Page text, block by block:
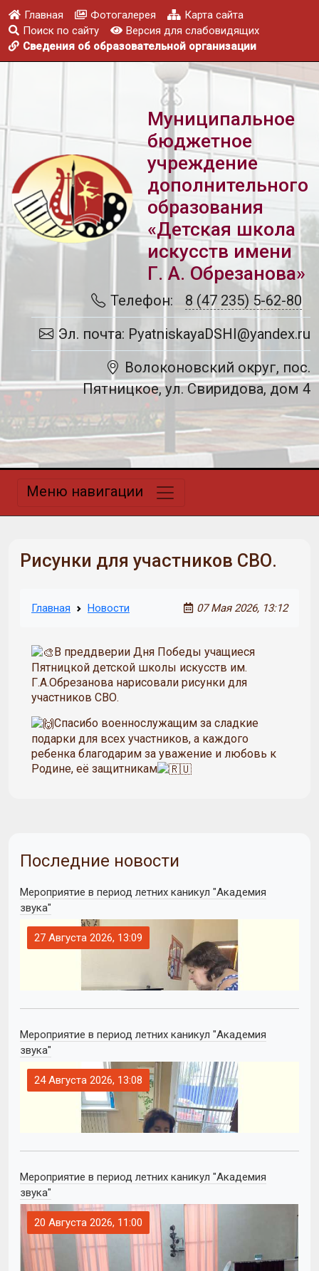
Главная Фотогалерея
Карта сайта
Поиск по сайту
Версия для слабовидящих
Сведения об образовательной организации
Муниципальное
бюджетное
учреждение
дополнительного
образования
«Детская школа
искусств имени
Г. А. Обрезанова»
Телефон:
8 (47 235) 5-62-80
Эл. почта: PyatniskayaDSHI@yandex.ru
Волоконовский округ, пос.
Пятницкое, ул. Свиридова, дом 4
Меню навигации
Рисунки для участников СВО.
Главная Новости 07 Мая 2026, 13:12
В преддверии Дня Победы учащиеся
Пятницкой детской школы искусств им.
Г.А.Обрезанова нарисовали рисунки для
участников СВО.
Спасибо военнослужащим за сладкие
подарки для всех участников, а каждого
ребенка благодарим за уважение и любовь к
Родине, её защитникам
Последние новости
Мероприятие в период летних каникул "Академия
звука"
27 Августа 2026, 13:09
Мероприятие в период летних каникул "Академия
звука"
24 Августа 2026, 13:08
Мероприятие в период летних каникул "Академия
звука"
20 Августа 2026, 11:00